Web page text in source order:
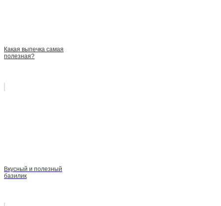
Какая выпечка самая
полезная?
Вкусный и полезный
базилик